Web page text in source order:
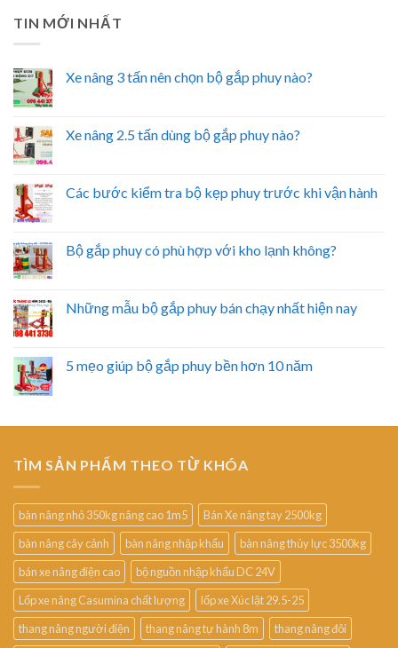
TIN MỚI NHẤT
Xe nâng 3 tấn nên chọn bộ gắp phuy nào?
Xe nâng 2.5 tấn dùng bộ gắp phuy nào?
Các bước kiểm tra bộ kẹp phuy trước khi vận hành
Bộ gắp phuy có phù hợp với kho lạnh không?
Những mẫu bộ gắp phuy bán chạy nhất hiện nay
5 mẹo giúp bộ gắp phuy bền hơn 10 năm
TÌM SẢN PHẨM THEO TỪ KHÓA
bàn nâng nhỏ 350kg nâng cao 1m5
Bán Xe nâng tay 2500kg
bàn nâng cây cảnh
bàn nâng nhập khẩu
bàn nâng thủy lực 3500kg
bán xe nâng điện cao
bộ nguồn nhập khẩu DC 24V
Lốp xe nâng Casumina chất lượng
lốp xe Xúc lật 29.5-25
thang nâng người điện
thang nâng tự hành 8m
thang nâng đôi